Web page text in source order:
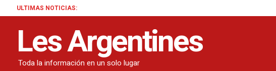
ULTIMAS NOTICIAS: La
Les Argentines
Toda la información en un solo lugar